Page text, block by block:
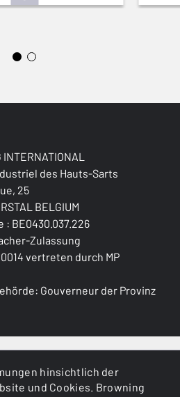
hinsichtlich der
und Cookies. Browning
des Hauts-Sarts
25
BELGIUM
: BE0430.037.226
Zulassung
vertreten durch MP
Gouverneur der Provinz